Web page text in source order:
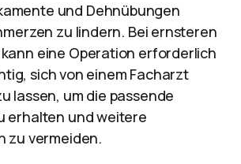
und Dehnübungen
zu lindern. Bei ernsteren
eine Operation erforderlich
sich von einem Facharzt
lassen, um die passende
erhalten und weitere
zu vermeiden.